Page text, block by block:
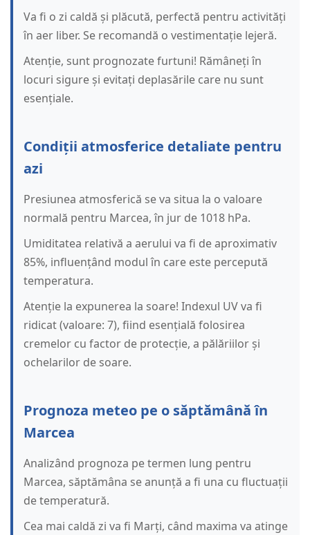
Va fi o zi caldă și plăcută, perfectă pentru activități
în aer liber. Se recomandă o vestimentație lejeră.
Atenție, sunt prognozate furtuni! Rămâneți în
locuri sigure și evitați deplasările care nu sunt
esențiale.
Condiții atmosferice detaliate pentru
azi
Presiunea atmosferică se va situa la o valoare
normală pentru Marcea, în jur de 1018 hPa.
Umiditatea relativă a aerului va fi de aproximativ
85%, influențând modul în care este percepută
temperatura.
Atenție la expunerea la soare! Indexul UV va fi
ridicat (valoare: 7), fiind esențială folosirea
cremelor cu factor de protecție, a pălăriilor și
ochelarilor de soare.
Prognoza meteo pe o săptămână în
Marcea
Analizând prognoza pe termen lung pentru
Marcea, săptămâna se anunță a fi una cu fluctuații
de temperatură.
Cea mai caldă zi va fi Marți, când maxima va atinge